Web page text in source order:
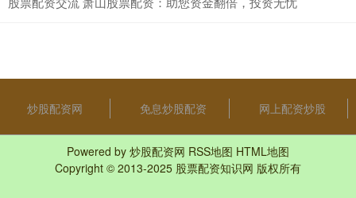
炒股配资网 免息炒股配资 网上配资炒股
Powered by 炒股配资网 RSS地图 HTML地图
Copyright © 2013-2025 股票配资知识网 版权所有